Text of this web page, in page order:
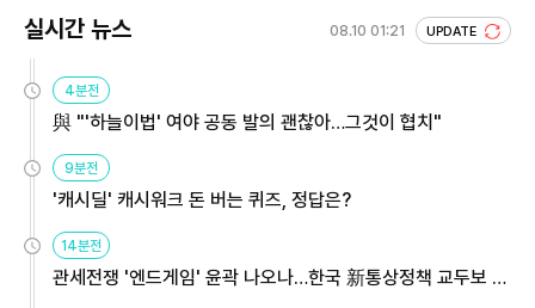
실시간 뉴스 08.10 01:21 UPDATE
4분전
與 "'하늘이법' 여야 공동 발의 괜찮아…그것이 협치"
9분전
'캐시딜' 캐시워크 돈 버는 퀴즈, 정답은?
14분전
관세전쟁 '엔드게임' 윤곽 나오나…한국 新통상정책 교두보 활